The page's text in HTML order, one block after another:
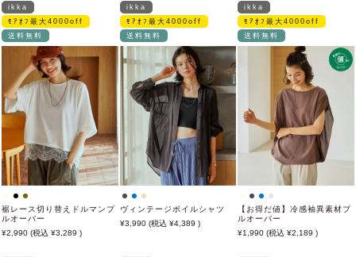
ikka
ﾓｱｵﾌ最大4000off
送料無料
裾レース切り替えドルマンプ
ルオーバー
2,990
3,289
ikka
ﾓｱｵﾌ最大4000off
送料無料
ヴィンテージボイルシャツ
3,990
4,389
ikka
ﾓｱｵﾌ最大4000off
送料無料
【お得だ値】冷感袖異素材プ
ルオーバー
1,990
2,189